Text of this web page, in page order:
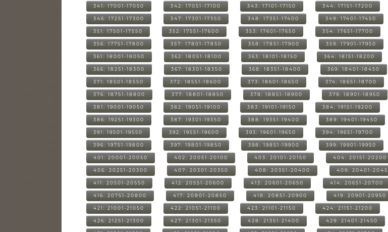
341: 17001-17050 342: 17051-17100 343: 17101-17150 344: 17151-17200
346: 17251-17300 347: 17301-17350 348: 17351-17400 349: 17401-17450
351: 17501-17550 352: 17551-17600 353: 17601-17650 354: 17651-17700
356: 17751-17800 357: 17801-17850 358: 17851-17900 359: 17901-17950
361: 18001-18050 362: 18051-18100 363: 18101-18150 364: 18151-18200
366: 18251-18300 367: 18301-18350 368: 18351-18400 369: 18401-18450
371: 18501-18550 372: 18551-18600 373: 18601-18650 374: 18651-18700
376: 18751-18800 377: 18801-18850 378: 18851-18900 379: 18901-18950
381: 19001-19050 382: 19051-19100 383: 19101-19150 384: 19151-19200
386: 19251-19300 387: 19301-19350 388: 19351-19400 389: 19401-19450
391: 19501-19550 392: 19551-19600 393: 19601-19650 394: 19651-19700
396: 19751-19800 397: 19801-19850 398: 19851-19900 399: 19901-19950
401: 20001-20050 402: 20051-20100 403: 20101-20150 404: 20151-20200
406: 20251-20300 407: 20301-20350 408: 20351-20400 409: 20401-
411: 20501-20550 412: 20551-20600 413: 20601-20650 414: 20651-20700
416: 20751-20800 417: 20801-20850 418: 20851-20900 419: 20901-20950
421: 21001-21050 422: 21051-21100 423: 21101-21150 424: 21151-21200
426: 21251-21300 427: 21301-21350 428: 21351-21400 429: 21401-21450